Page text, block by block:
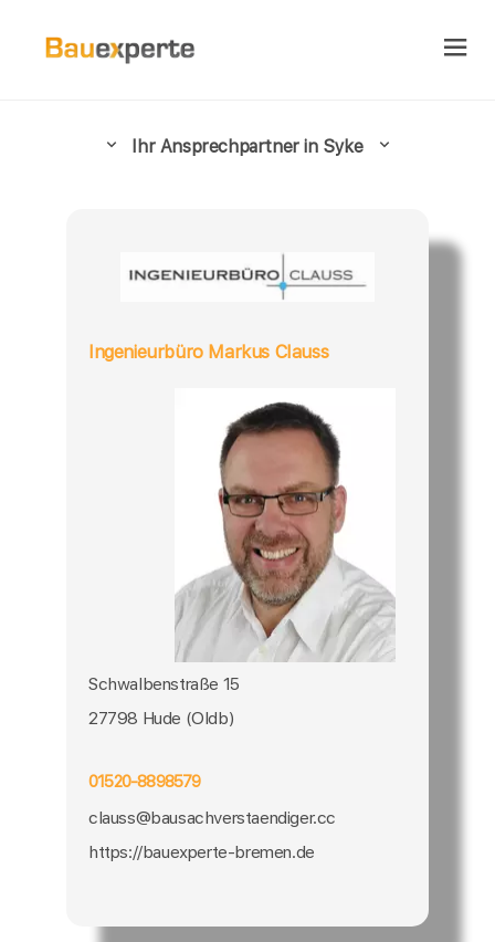
Ihr Ansprechpartner in Syke
Ingenieurbüro Markus Clauss
Schwalbenstraße 15
27798 Hude (Oldb)
01520-8898579
clauss@bausachverstaendiger.cc
https://bauexperte-bremen.de